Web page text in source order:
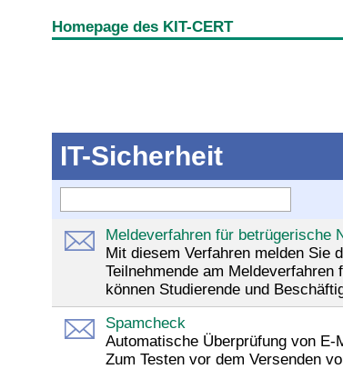
Homepage des KIT-CERT
IT-Sicherheit
Meldeverfahren für betrügerische
Mit diesem Verfahren melden Sie
Teilnehmende am
können Studierende und
Spamcheck
Automatische Überprüfung von
Zum Testen vor dem Versenden